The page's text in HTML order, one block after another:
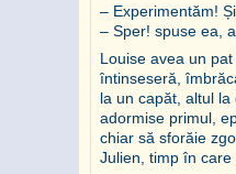
– Experimentăm!
– Sper! spuse ea,
Louise avea un
întinseseră,
la un capăt, altul
adormise primul,
chiar să sforăie
Julien, timp în care